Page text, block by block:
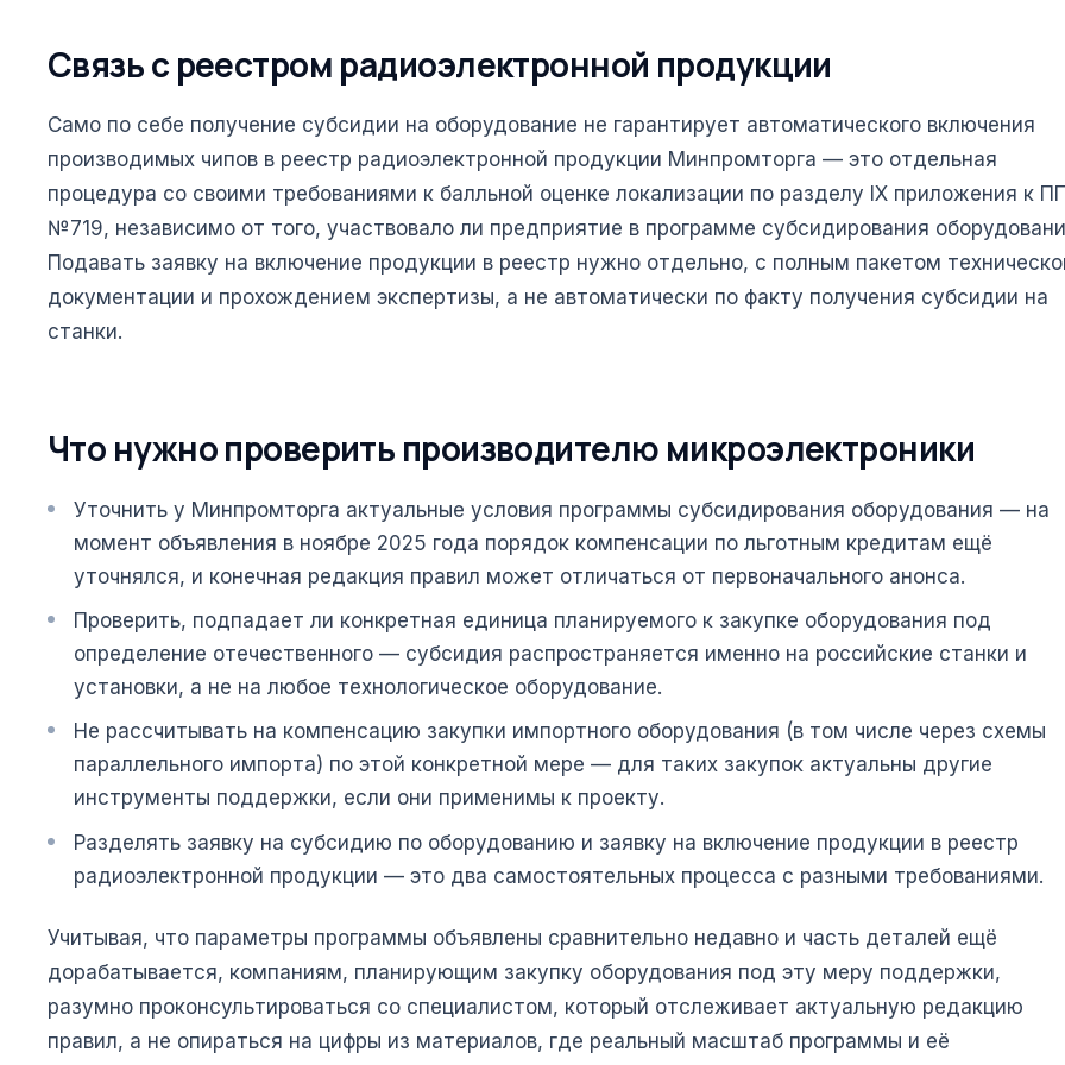
Связь с реестром радиоэлектронной продукции
Само по себе получение субсидии на оборудование не гарантирует автоматического включения
производимых чипов в реестр радиоэлектронной продукции Минпромторга — это отдельная
процедура со своими требованиями к балльной оценке локализации по разделу IX приложения к ПП
№719, независимо от того, участвовало ли предприятие в программе субсидирования
Подавать заявку на включение продукции в реестр нужно отдельно, с полным пакетом
документации и прохождением экспертизы, а не автоматически по факту получения субсидии на
станки.
Что нужно проверить производителю микроэлектроники
Уточнить у Минпромторга актуальные условия программы субсидирования оборудования — на
момент объявления в ноябре 2025 года порядок компенсации по льготным кредитам ещё
уточнялся, и конечная редакция правил может отличаться от первоначального анонса.
Проверить, подпадает ли конкретная единица планируемого к закупке оборудования под
определение отечественного — субсидия распространяется именно на российские станки и
установки, а не на любое технологическое оборудование.
Не рассчитывать на компенсацию закупки импортного оборудования (в том числе через схемы
параллельного импорта) по этой конкретной мере — для таких закупок актуальны другие
инструменты поддержки, если они применимы к проекту.
Разделять заявку на субсидию по оборудованию и заявку на включение продукции в реестр
радиоэлектронной продукции — это два самостоятельных процесса с разными требованиями.
Учитывая, что параметры программы объявлены сравнительно недавно и часть деталей ещё
дорабатывается, компаниям, планирующим закупку оборудования под эту меру поддержки,
разумно проконсультироваться со специалистом, который отслеживает актуальную редакцию
правил, а не опираться на цифры из материалов, где реальный масштаб программы и её